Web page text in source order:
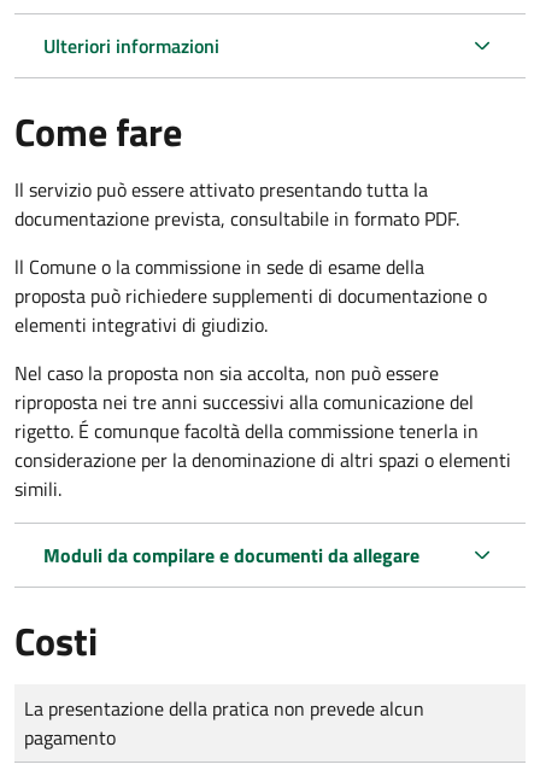
Ulteriori informazioni
Come fare
Il servizio può essere attivato presentando tutta la
documentazione prevista, consultabile in formato PDF.
ll Comune o la commissione in sede di esame della
proposta può richiedere supplementi di documentazione o
elementi integrativi di giudizio.
Nel caso la proposta non sia accolta, non può essere
riproposta nei tre anni successivi alla comunicazione del
rigetto. É comunque facoltà della commissione tenerla in
considerazione per la denominazione di altri spazi o elementi
simili.
Moduli da compilare e documenti da allegare
Costi
Tipo di pagamento
Importo
La presentazione della pratica non prevede alcun
pagamento